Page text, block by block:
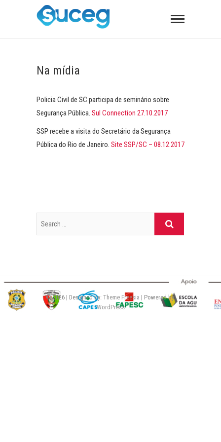
Na mídia
Policia Civil de SC participa de seminário sobre
Segurança Pública. Sul Connection 27.10.2017
SSP recebe a visita do Secretário da Segurança
Pública do Rio de Janeiro. Site SSP/SC – 08.12.2017
© 2026 | Designed by: Theme Freesia | Powered by:
WordPress